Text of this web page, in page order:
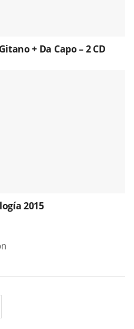
+ Da Capo – 2 CD
2015